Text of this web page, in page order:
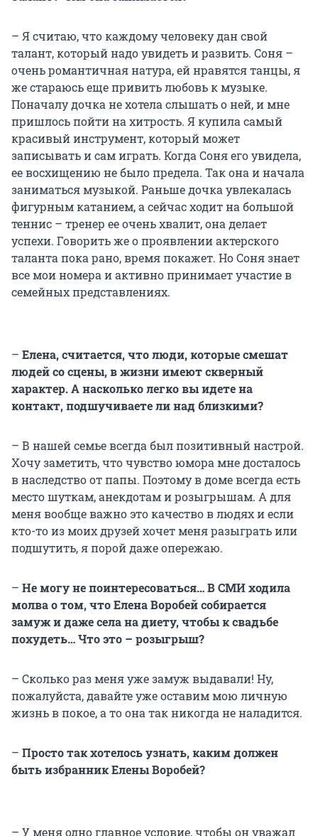
– Я считаю, что каждому человеку дан свой
талант, который надо увидеть и развить. Соня –
очень романтичная натура, ей нравятся танцы, я
же стараюсь еще привить любовь к музыке.
Поначалу дочка не хотела слышать о ней, и мне
пришлось пойти на хитрость. Я купила самый
красивый инструмент, который может
записывать и сам играть. Когда Соня его увидела,
ее восхищению не было предела. Так она и начала
заниматься музыкой. Раньше дочка увлекалась
фигурным катанием, а сейчас ходит на большой
теннис – тренер ее очень хвалит, она делает
успехи. Говорить же о проявлении актерского
таланта пока рано, время покажет. Но Соня знает
все мои номера и активно принимает участие в
семейных представлениях.
– Елена, считается, что люди, которые смешат
людей со сцены, в жизни имеют скверный
характер. А насколько легко вы идете на
контакт, подшучиваете ли над близкими?
– В нашей семье всегда был позитивный настрой.
Хочу заметить, что чувство юмора мне досталось
в наследство от папы. Поэтому в доме всегда есть
место шуткам, анекдотам и розыгрышам. А для
меня вообще важно это качество в людях и если
кто-то из моих друзей хочет меня разыграть или
подшутить, я порой даже опережаю.
– Не могу не поинтересоваться… В СМИ ходила
молва о том, что Елена Воробей собирается
замуж и даже села на диету, чтобы к свадьбе
похудеть… Что это – розыгрыш?
– Сколько раз меня уже замуж выдавали! Ну,
пожалуйста, давайте уже оставим мою личную
жизнь в покое, а то она так никогда не наладится.
– Просто так хотелось узнать, каким должен
быть избранник Елены Воробей?
– У меня одно главное условие, чтобы он уважал